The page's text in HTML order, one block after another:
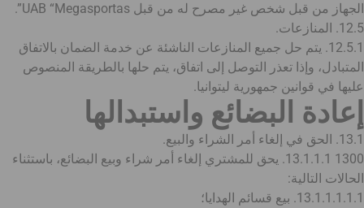
الجهاز من قبل شخص غير مصرح له من قبل UAB “Megasportas”.
12.5. المنازعات.
12.5.1. يتم حل جميع المنازعات الناشئة عن خدمة الضمان بالاتفاق
المتبادل، وإذا تعذر التوصل إلى اتفاق، يتم حلها بالطريقة المنصوص
عليها في قوانين جمهورية ليتوانيا.
إعادة البضائع واستبدالها
13.1. الحق في إلغاء أمر الشراء والبيع.
1300 13.1.1.1. يحق للمشتري إلغاء أمر شراء وبيع البضائع، باستثناء
الحالات التالية:
13.1.1.1.1.1. بيع قسائم الهدايا؛